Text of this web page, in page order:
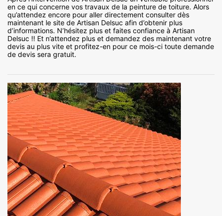
en ce qui concerne vos travaux de la peinture de toiture. Alors
qu’attendez encore pour aller directement consulter dès
maintenant le site de Artisan Delsuc afin d’obtenir plus
d’informations. N’hésitez plus et faites confiance à Artisan
Delsuc !! Et n’attendez plus et demandez des maintenant votre
devis au plus vite et profitez-en pour ce mois-ci toute demande
de devis sera gratuit.